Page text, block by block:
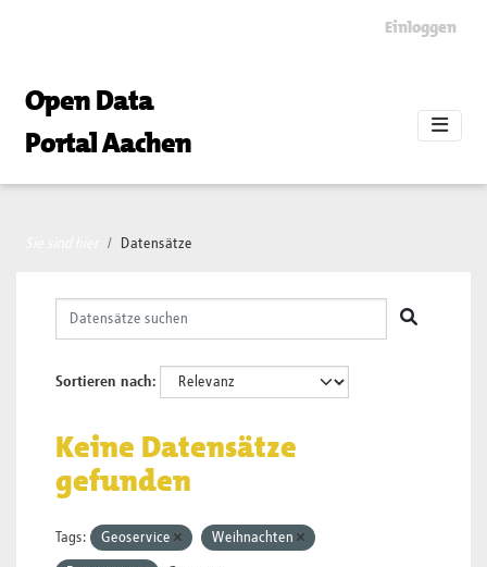
Einloggen
Open Data
Portal Aachen
Datensätze
Sortieren nach
Keine Datensätze
gefunden
Tags: Geoservice Weihnachten